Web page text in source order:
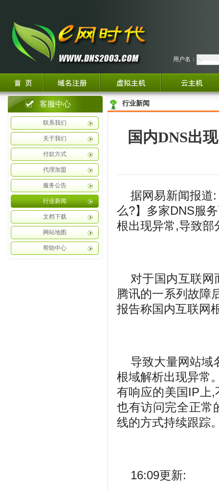
用户名：
客服中心
联系我们
关于我们
付款方式
代理加盟
服务公告
行业新闻
文档下载
网站地图
帮助中心
行业新闻
国内DNS出
据网易新闻报道
么?】多家DNS服
根出现异常,导致部
对于国内互联网
腾讯的一系列故障
报告称国内互联网
导致大量网站域
根域解析出现异常
有响应的美国IP上
也有访问完全正常
线的方式持续跟踪
16:09更新: